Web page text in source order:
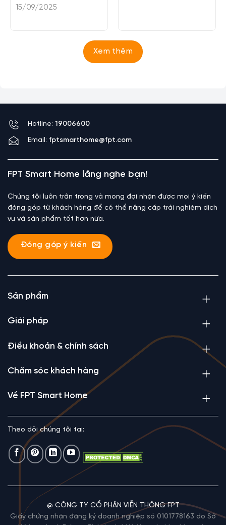
15/09/2025
Xem thêm
Hotline: 19006600
Email: fptsmarthome@fpt.com
FPT Smart Home lắng nghe bạn!
Chúng tôi luôn trân trọng và mong đợi nhận được mọi ý kiến
đóng góp từ khách hàng để có thể nâng cấp trải nghiệm dịch
vụ và sản phẩm tốt hơn nữa.
Đóng góp ý kiến
Sản phẩm
Giải pháp
Điều khoản & chính sách
Chăm sóc khách hàng
Về FPT Smart Home
Theo dõi chúng tôi tại:
@ CÔNG TY CỔ PHẦN VIỄN THÔNG FPT
Giấy chứng nhận đăng ký doanh nghiệp số 0101778163 do Sở